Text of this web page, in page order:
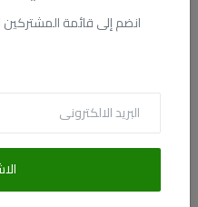
انضم إلى قائمة المشتركين
التعليق